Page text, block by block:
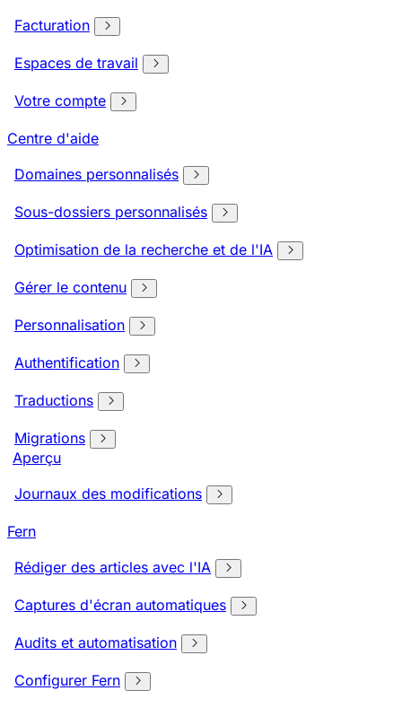
Facturation
Espaces de travail
Votre compte
Centre d'aide
Domaines personnalisés
Sous-dossiers personnalisés
Optimisation de la recherche et de l'IA
Gérer le contenu
Personnalisation
Authentification
Traductions
Migrations
Aperçu
Journaux des modifications
Fern
Rédiger des articles avec l'IA
Captures d'écran automatiques
Audits et automatisation
Configurer Fern